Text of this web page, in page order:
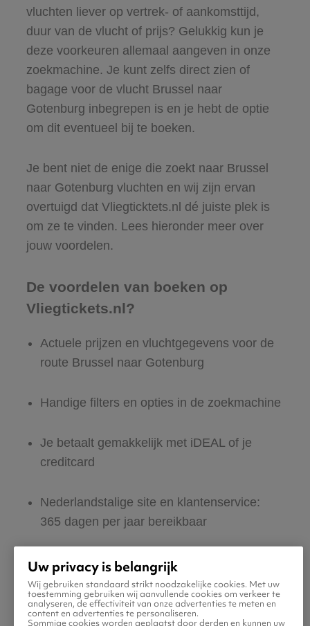
vluchten liever op vertrek- of aankomsttijd,
duur van de vlucht of prijs? Gelukkig kun je
deze voorkeuren allemaal aangeven in onze
zoekmachine. Je kunt zelfs direct zien of
bagage voor de vlucht Brussel naar
Gotenburg inbegrepen is en je hebt de optie
om dit eventueel bij te boeken.
Je bent niet de enige die zoekt naar Brussel
naar Gotenburg vluchten en wij zijn ervan
overtuigd dat Vliegticktets.nl dé juiste plek is
om ze te vinden. Lees hieronder meer over
jouw voordelen.
De voordelen van boeken op
Vliegtickets.nl?
Actuele prijzen en vluchtgegevens voor de
route Brussel naar Gotenburg
Handige filters en opties in de zoekmachine
Je betaalt gemakkelijk met iDEAL of je
creditcard
Nederlandstalige site en klantenservice:
365 dagen per jaar bereikbaar
Zeker van veilig boeken en betalen
Boek ook direct een hotel of huurauto voor
in Gotenburg
Uw privacy is belangrijk
Wij gebruiken standaard strikt noodzakelijke cookies. Met uw
toestemming gebruiken wij aanvullende cookies om verkeer te
analyseren, de effectiviteit van onze advertenties te meten en
content en advertenties te personaliseren.
Sommige cookies worden geplaatst door derden en kunnen uw